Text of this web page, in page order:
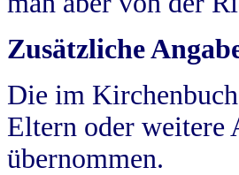
Zusätzliche
Die im
Eltern oder weitere
übernommen.